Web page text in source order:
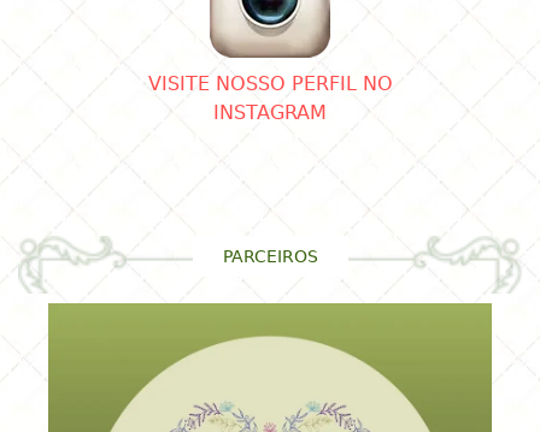
VISITE NOSSO PERFIL NO
INSTAGRAM
PARCEIROS